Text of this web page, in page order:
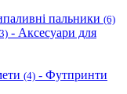
пальники (6)
- Аксесуари для
(4) - Футпринти